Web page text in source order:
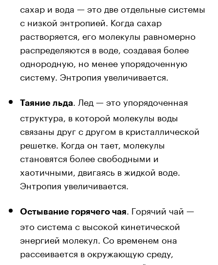
сахар и вода — это две отдельные системы
с низкой энтропией. Когда сахар
растворяется, его молекулы равномерно
распределяются в воде, создавая более
однородную, но менее упорядоченную
систему. Энтропия увеличивается.
Таяние льда
. Лед — это упорядоченная
структура, в которой молекулы воды
связаны друг с другом в кристаллической
решетке. Когда он тает, молекулы
становятся более свободными и
хаотичными, двигаясь в жидкой воде.
Энтропия увеличивается.
Остывание горячего чая
. Горячий чай —
это система с высокой кинетической
энергией молекул. Со временем она
рассеивается в окружающую среду,